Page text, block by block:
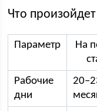
Что
Параметр
На
Рабочие
дни